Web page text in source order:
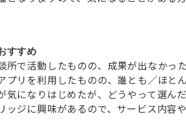
すすめ
所で活動したものの、成果が出なかった
プリを利用したものの、誰とも／ほと
気になりはじめたが、どうやって選ん
ッジに興味があるので、サービス内容